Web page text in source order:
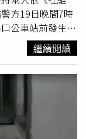
製大陸戀愛綜藝
絲的美妝博主
感情十分穩定，
，當然也有先跟
節，他說，以他
人低頭，「我很
生也能夠給予台
方19日晚間7時
公車站前發生打
紛，但經網友以
扭打成一度，甚
。公車司機久等
引起網友不少抱
過好嗎？」據警
人為前情侶關
日相約在板橋
繼續閱讀